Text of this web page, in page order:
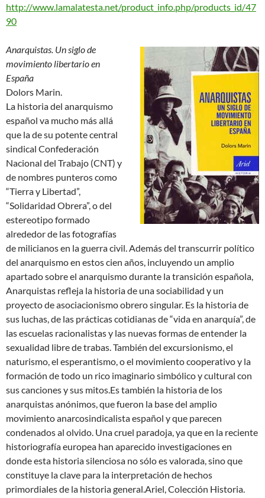
http://www.lamalatesta.net/product_info.php/products_id/47
90
Anarquistas. Un siglo de
movimiento libertario en
España
Dolors Marin.
La historia del anarquismo
español va mucho más allá
que la de su potente central
sindical Confederación
Nacional del Trabajo (CNT) y
de nombres punteros como
“Tierra y Libertad”,
“Solidaridad Obrera”, o del
estereotipo formado
alrededor de las fotografías
de milicianos en la guerra civil. Además del transcurrir político
del anarquismo en estos cien años, incluyendo un amplio
apartado sobre el anarquismo durante la transición española,
Anarquistas refleja la historia de una sociabilidad y un
proyecto de asociacionismo obrero singular. Es la historia de
sus luchas, de las prácticas cotidianas de “vida en anarquía”, de
las escuelas racionalistas y las nuevas formas de entender la
sexualidad libre de trabas. También del excursionismo, el
naturismo, el esperantismo, o el movimiento cooperativo y la
formación de todo un rico imaginario simbólico y cultural con
sus canciones y sus mitos.Es también la historia de los
anarquistas anónimos, que fueron la base del amplio
movimiento anarcosindicalista español y que parecen
condenados al olvido. Una cruel paradoja, ya que en la reciente
historiografía europea han aparecido investigaciones en
donde esta historia silenciosa no sólo es valorada, sino que
constituye la clave para la interpretación de hechos
primordiales de la historia general.Ariel, Colección Historia.